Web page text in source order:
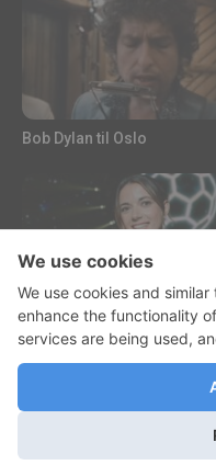
Bob Dylan til Oslo
Barcelona stjerne Aitana
Bonmatí synes det er kjipt